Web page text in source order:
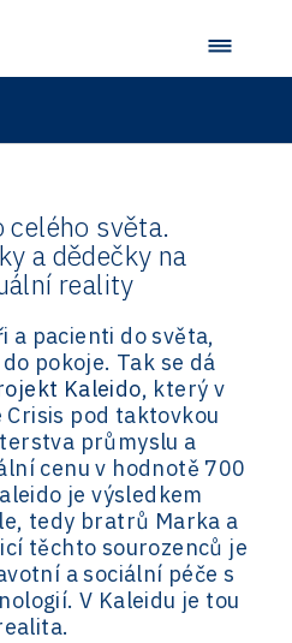
celého světa.
a dědečky na
reality
a pacienti do světa,
pokoje. Tak se dá
Kaleido, který v
pod taktovkou
průmyslu a
cenu v hodnotě 700
je výsledkem
tedy bratrů Marka a
těchto sourozenců je
a sociální péče s
V Kaleidu je tou